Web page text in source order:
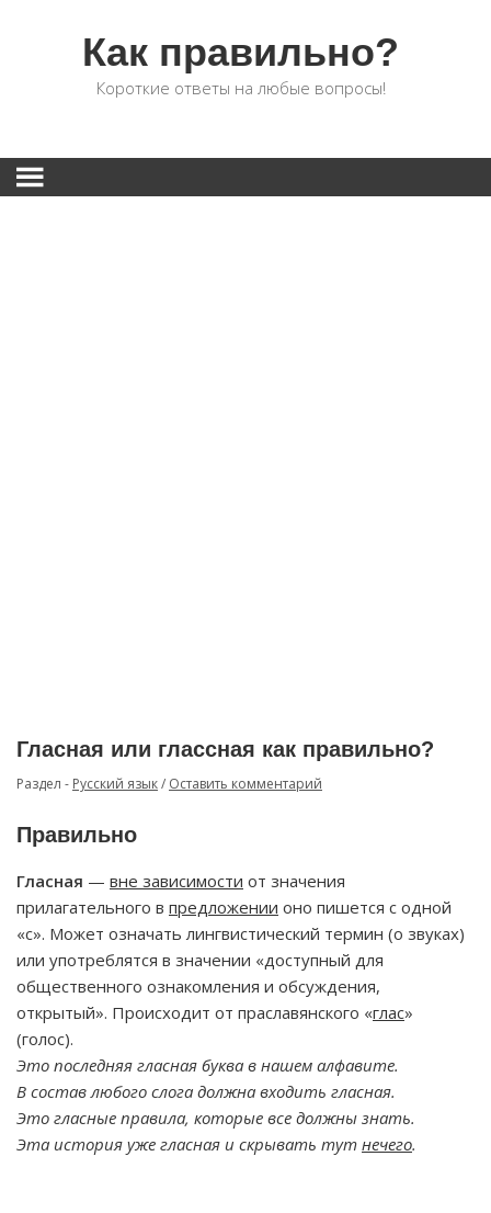
Как правильно?
Короткие ответы на любые вопросы!
Гласная или глассная как правильно?
Раздел - Русский язык/ Оставить комментарий
Правильно
Гласная — вне зависимости от значения
прилагательного в предложении оно пишется с одной
«с». Может означать лингвистический термин (о звуках)
или употреблятся в значении «доступный для
общественного ознакомления и обсуждения,
открытый». Происходит от праславянского «глас»
(голос).
Это последняя гласная буква в нашем алфавите.
В состав любого слога должна входить гласная.
Это гласные правила, которые все должны знать.
Эта история уже гласная и скрывать тут нечего.